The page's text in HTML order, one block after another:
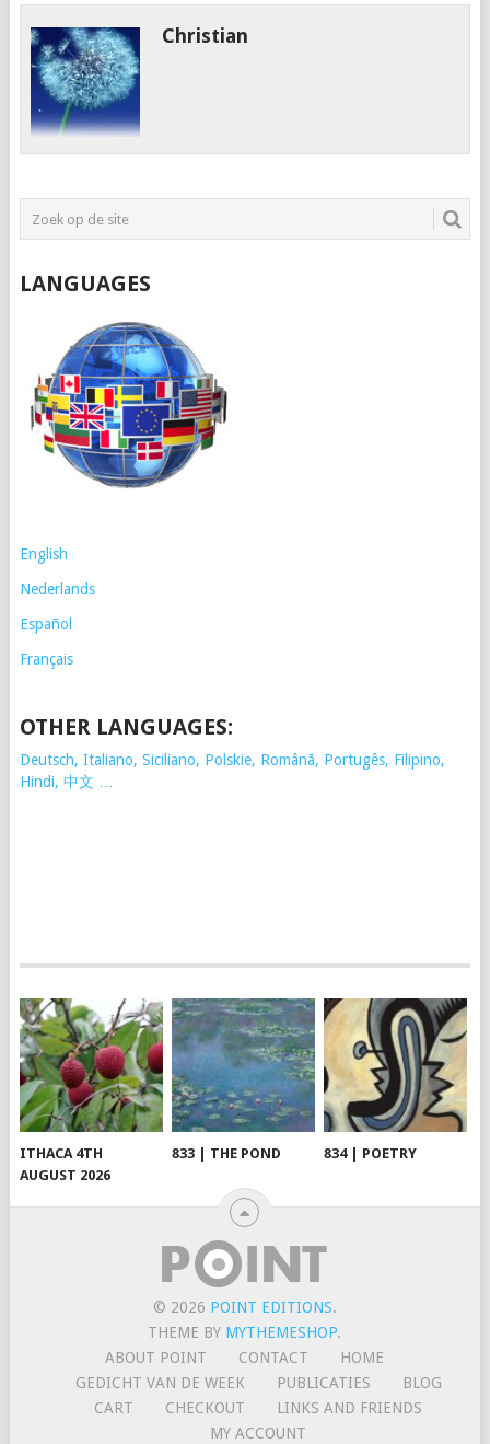
Christian
LANGUAGES
English
Nederlands
Español
Français
OTHER LANGUAGES:
Deutsch, Italiano, Siciliano, Polskie, Românã, Portugês, Filipino,
Hindi, 中文 …
ITHACA 4TH
AUGUST 2026
833 | THE POND 834 | POETRY
© 2026 POINT EDITIONS.
THEME BY MYTHEMESHOP.
ABOUT POINT
CONTACT
HOME
GEDICHT VAN DE WEEK
PUBLICATIES
BLOG
CART
CHECKOUT
LINKS AND FRIENDS
MY ACCOUNT